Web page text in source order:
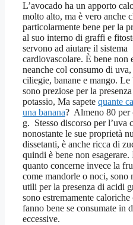
L’avocado ha un apporto
molto alto, ma è vero anche
particolarmente bene per la
al suo interno di graffi e
servono ad aiutare il sistema
cardiovascolare. È bene non
neanche col consumo di uva,
ciliegie, banane e mango. Le
sono preziose per la
potassio, Ma sapete quante
una banana? Almeno 80 per
g. Stesso discorso per l’uva
nonostante le sue proprietà
dissetanti, è anche ricca di
quindi è bene non esagerare.
quanto concerne invece la
come mandorle o noci, sono
utili per la presenza di acidi
sono estremamente caloriche
fanno bene se consumate in
eccessive.